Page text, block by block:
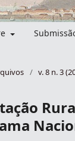
/ v. 8 n. 3